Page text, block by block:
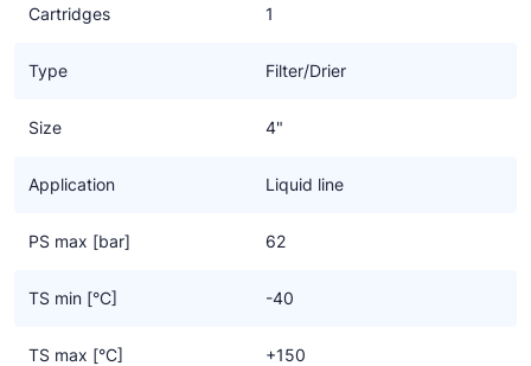
Cartridges 1
Type Filter/Drier
Size 4"
Application Liquid line
PS max [bar] 62
TS min [°C] -40
TS max [°C] +150